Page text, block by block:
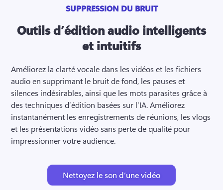
SUPPRESSION DU BRUIT
Outils d’édition audio intelligents
et intuitifs
Améliorez la clarté vocale dans les vidéos et les fichiers
audio en supprimant le bruit de fond, les pauses et
silences indésirables, ainsi que les mots parasites grâce à
des techniques d’édition basées sur l’IA. Améliorez
instantanément les enregistrements de réunions, les vlogs
et les présentations vidéo sans perte de qualité pour
impressionner votre audience.
Nettoyez le son d’une vidéo